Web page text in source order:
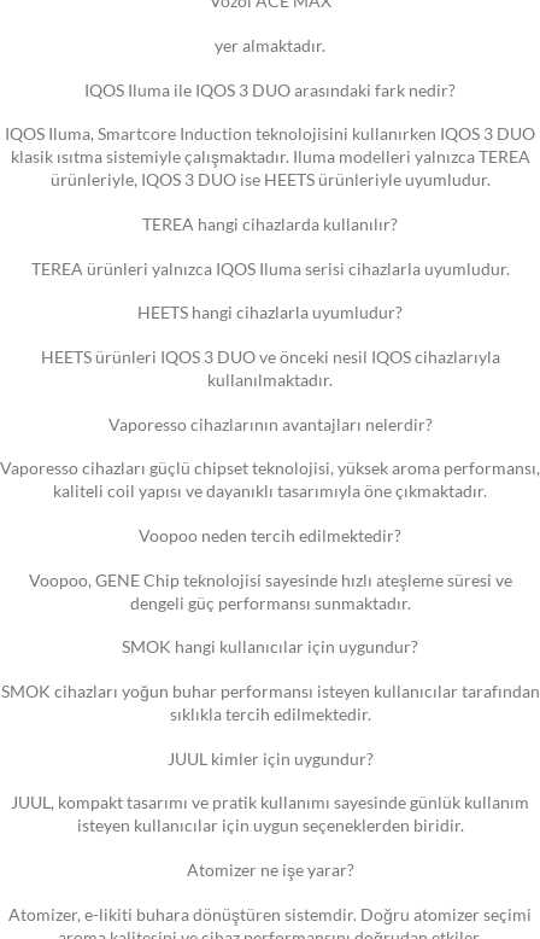
yer almaktadır.
IQOS Iluma ile IQOS 3 DUO arasındaki fark nedir?
IQOS Iluma, Smartcore Induction teknolojisini kullanırken IQOS 3 DUO
klasik ısıtma sistemiyle çalışmaktadır. Iluma modelleri yalnızca TEREA
ürünleriyle, IQOS 3 DUO ise HEETS ürünleriyle uyumludur.
TEREA hangi cihazlarda kullanılır?
TEREA ürünleri yalnızca IQOS Iluma serisi cihazlarla uyumludur.
HEETS hangi cihazlarla uyumludur?
HEETS ürünleri IQOS 3 DUO ve önceki nesil IQOS cihazlarıyla
kullanılmaktadır.
Vaporesso cihazlarının avantajları nelerdir?
Vaporesso cihazları güçlü chipset teknolojisi, yüksek aroma performansı,
kaliteli coil yapısı ve dayanıklı tasarımıyla öne çıkmaktadır.
Voopoo neden tercih edilmektedir?
Voopoo, GENE Chip teknolojisi sayesinde hızlı ateşleme süresi ve
dengeli güç performansı sunmaktadır.
SMOK hangi kullanıcılar için uygundur?
SMOK cihazları yoğun buhar performansı isteyen kullanıcılar tarafından
sıklıkla tercih edilmektedir.
JUUL kimler için uygundur?
JUUL, kompakt tasarımı ve pratik kullanımı sayesinde günlük kullanım
isteyen kullanıcılar için uygun seçeneklerden biridir.
Atomizer ne işe yarar?
Atomizer, e-likiti buhara dönüştüren sistemdir. Doğru atomizer seçimi